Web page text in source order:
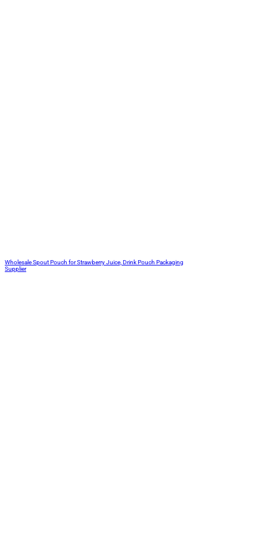
Wholesale Spout Pouch for Strawberry Juice, Drink Pouch Packaging
Supplier